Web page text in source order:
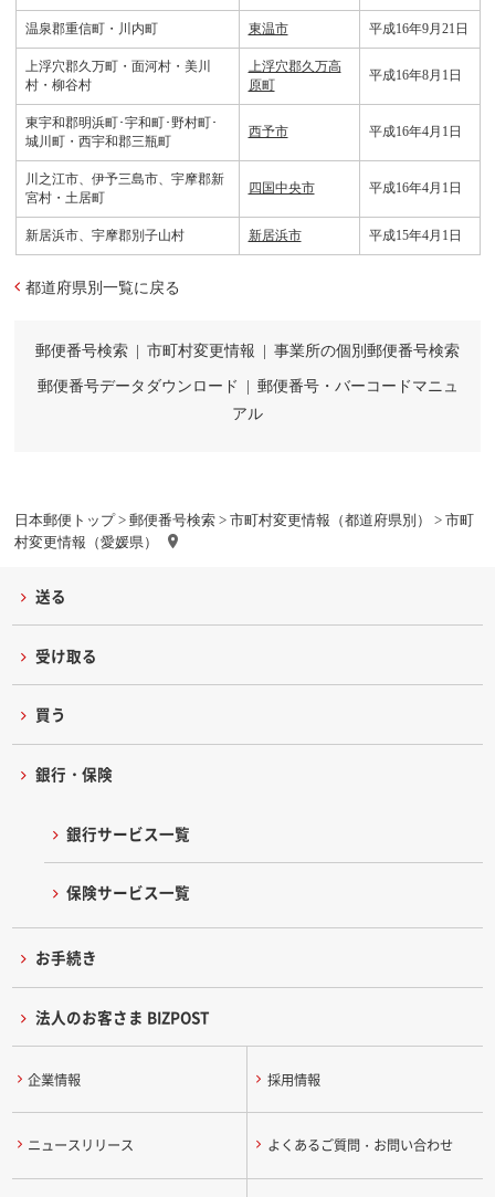
日本郵便トップ> 郵便番号検索> 市町村変更情報（都道府県別）
> 市町
村変更情報（愛媛県）
温泉郡重信町・川内町 東温市 平成16年9月21日
上浮穴郡久万町・面河村・美川
村・柳谷村
上浮穴郡久万高
原町
平成16年8月1日
東宇和郡明浜町･宇和町･野村町･
城川町・西宇和郡三瓶町
西予市 平成16年4月1日
川之江市、伊予三島市、宇摩郡新
宮村・土居町
四国中央市 平成16年4月1日
新居浜市、宇摩郡別子山村 新居浜市 平成15年4月1日
都道府県別一覧に戻る
郵便番号検索 | 市町村変更情報 | 事業所の個別郵便番号検索
郵便番号データダウンロード | 郵便番号・バーコードマニュ
アル
送る
受け取る
買う
銀行・保険
銀行サービス一覧
保険サービス一覧
お手続き
法人のお客さま BIZPOST
企業情報 採用情報
ニュースリリース よくあるご質問・お問い合わせ